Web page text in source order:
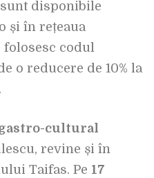
disponibile
și în rețeaua
folosesc codul
o reducere de 10% la
cultural
revine și în
Taifas. Pe 17